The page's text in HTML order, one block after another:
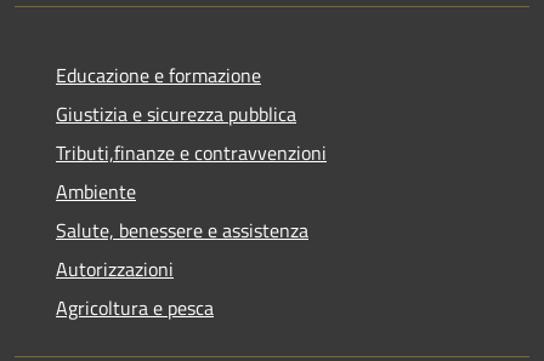
Educazione e formazione
Giustizia e sicurezza pubblica
Tributi,finanze e contravvenzioni
Ambiente
Salute, benessere e assistenza
Autorizzazioni
Agricoltura e pesca